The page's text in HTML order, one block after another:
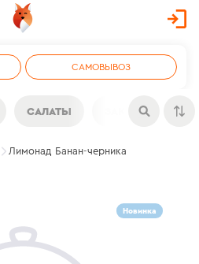
САМОВЫВОЗ
САЛАТЫ ЗАКУСКИ
Лимонад Банан-черника
Новинка